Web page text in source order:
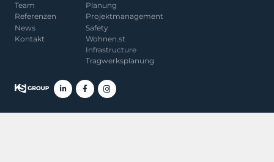
Team
Referenzen
News
Kontakt
Planung
Projekt­management
Safety
Wohnen.st
Infrastructure
Tragwerksplanung